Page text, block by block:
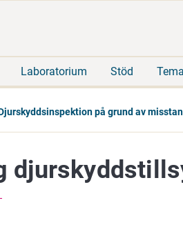
Laboratorium Stöd
på grund av